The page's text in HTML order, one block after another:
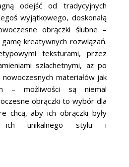
odejść od tradycyjnych
wyjątkowego, doskonałą
obrączki ślubne –
kreatywnych rozwiązań.
teksturami, przez
szlachetnymi, aż po
materiałów jak
– możliwości są niemal
obrączki to wybór dla
chcą, aby ich obrączki były
ich unikalnego stylu i